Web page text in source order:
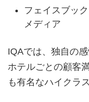
フェイスブッ
メディア
IQAでは、独自の
ホテルごとの顧客
も有名なハイクラ